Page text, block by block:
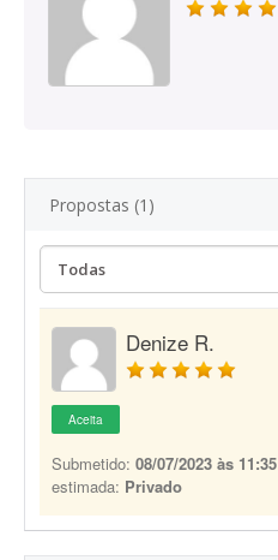
Propostas (1)
Denize R.
Aceita
Submetido: 08/07/2023 às 11:35
estimada: Privado